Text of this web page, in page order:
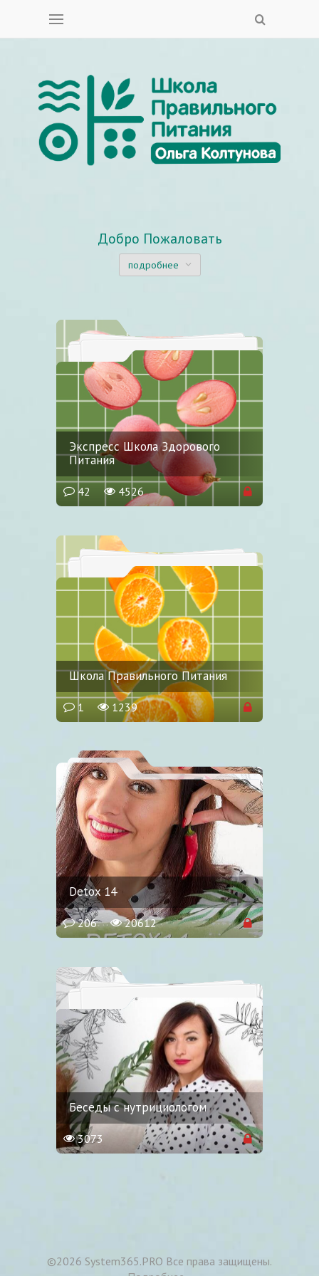
Добро Пожаловать
подробнее
Экспресс Школа Здорового
Питания
42 4526
Школа Правильного Питания
1 1239
Detox 14
206 20612
Беседы с нутрициологом
3073
©2026 System365.PRO Все права защищены.